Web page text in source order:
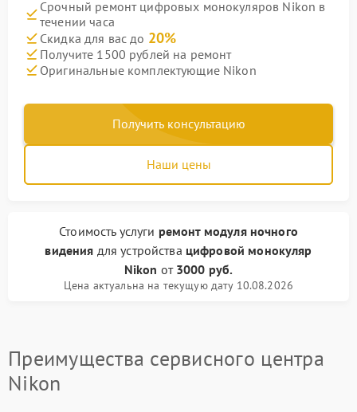
Срочный ремонт цифровых монокуляров Nikon в
течении часа
Скидка для вас до 20%
Получите 1500 рублей на ремонт
Оригинальные комплектующие Nikon
Получить консультацию
Наши цены
Стоимость услуги ремонт модуля ночного
видения для устройства цифровой монокуляр
Nikon от 3000 руб.
Цена актуальна на текущую дату 10.08.2026
Преимущества сервисного центра
Nikon